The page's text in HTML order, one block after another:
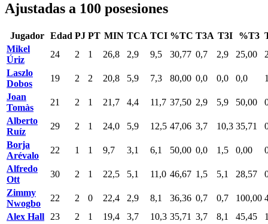
Ajustadas a 100 posesiones
Jugador Edad PJ PT MIN TCA TCI %TC T3A T3I %T3
Mikel
Úriz
24 2 1 26,8 2,9 9,5 30,77 0,7 2,9 25,00
Laszlo
Dobos
19 2 2 20,8 5,9 7,3 80,00 0,0 0,0 0,0
Joan
Tomàs
21 2 1 21,7 4,4 11,7 37,50 2,9 5,9 50,00
Alberto
Ruíz
29 2 1 24,0 5,9 12,5 47,06 3,7 10,3 35,71
Borja
Arévalo
22 1 1 9,7 3,1 6,1 50,00 0,0 1,5 0,00
Alfredo
Ott
30 2 1 22,5 5,1 11,0 46,67 1,5 5,1 28,57
Zimmy
Nwogbo
22 2 0 22,4 2,9 8,1 36,36 0,7 0,7 100,00
Alex Hall
23 2 1 19,4 3,7 10,3 35,71 3,7 8,1 45,45